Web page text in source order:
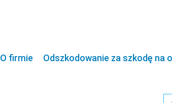
O firmie Odszkodowanie za szkodę na